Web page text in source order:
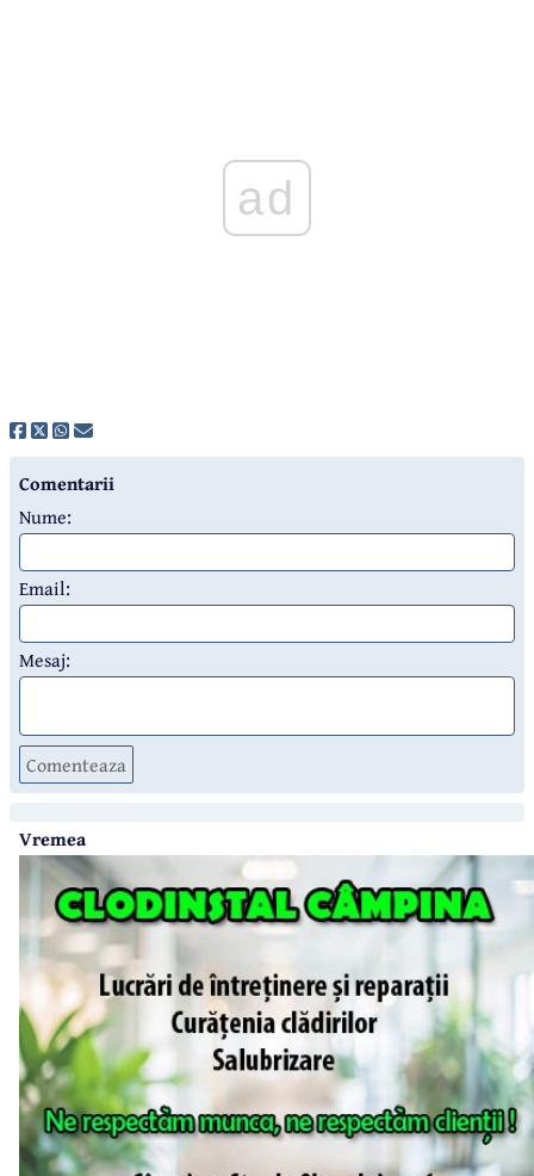
ad
Comentarii
Nume:
Email:
Mesaj:
Comenteaza
Vremea